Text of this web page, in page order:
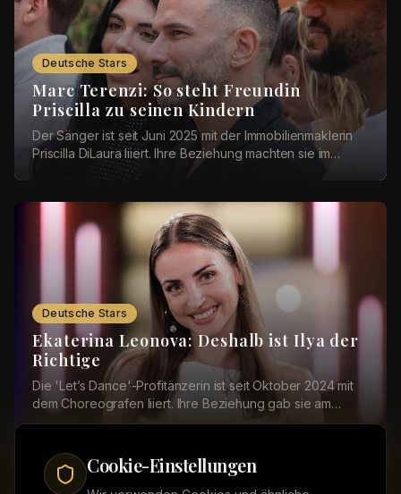
Cookie-Einstellungen
Deutsche Stars
Marc Terenzi: So steht Freundin
Priscilla zu seinen Kindern
Der Sänger ist seit Juni 2025 mit der Immobilienmaklerin
Priscilla DiLaura liiert. Ihre Beziehung machten sie im
Deutsche Stars
Ekaterina Leonova: Deshalb ist Ilya der
Richtige
Die 'Let’s Dance'-Profitänzerin ist seit Oktober 2024 mit
dem Choreografen liiert. Ihre Beziehung gab sie am
Valentinstag 2025 mit einem romantischen ...